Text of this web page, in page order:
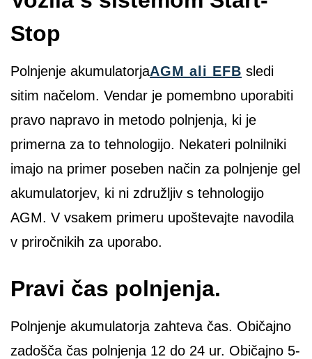
Stop
Polnjenje akumulatorjaAGM ali EFB sledi
sitim načelom. Vendar je pomembno uporabiti
pravo napravo in metodo polnjenja, ki je
primerna za to tehnologijo. Nekateri polnilniki
imajo na primer poseben način za polnjenje gel
akumulatorjev, ki ni združljiv s tehnologijo
AGM. V vsakem primeru upoštevajte navodila
v priročnikih za uporabo.
Pravi čas polnjenja.
Polnjenje akumulatorja zahteva čas. Običajno
zadošča čas polnjenja 12 do 24 ur. Običajno 5-